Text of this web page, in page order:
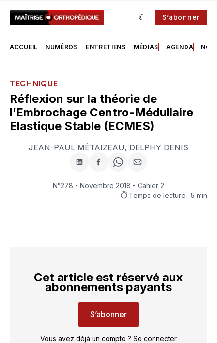
S’abonner
ACCUEIL NUMÉROS ENTRETIENS MÉDIAS AGENDA NOS
TECHNIQUE
Réflexion sur la théorie de
l’Embrochage Centro-Médullaire
Elastique Stable (ECMES)
JEAN-PAUL MÉTAIZEAU, DELPHY DENIS
Partager
sur
LinkedIn
Partager
sur
Facebook
Share
on
WhatsApp
Partager
par
courriel
N°278 - Novembre 2018 - Cahier 2
Temps de lecture : 5 min
Cet article est réservé aux
abonnements payants
S’abonner
Vous avez déjà un compte ? Se connecter